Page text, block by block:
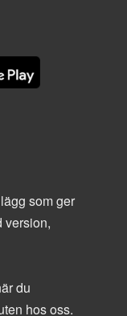
som ger
version,
du
hos oss.